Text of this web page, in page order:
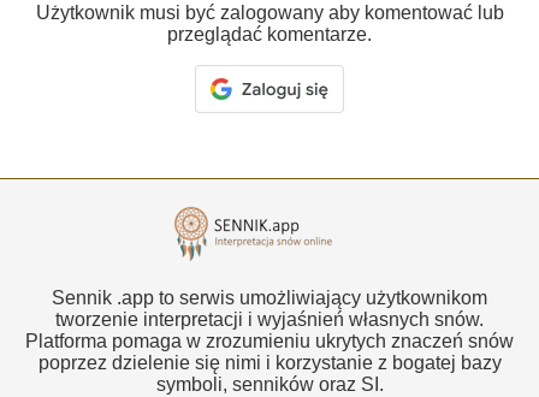
Użytkownik musi być zalogowany aby komentować lub
przeglądać komentarze.
Sennik .app to serwis umożliwiający użytkownikom
tworzenie interpretacji i wyjaśnień własnych snów.
Platforma pomaga w zrozumieniu ukrytych znaczeń snów
poprzez dzielenie się nimi i korzystanie z bogatej bazy
symboli, senników oraz SI.